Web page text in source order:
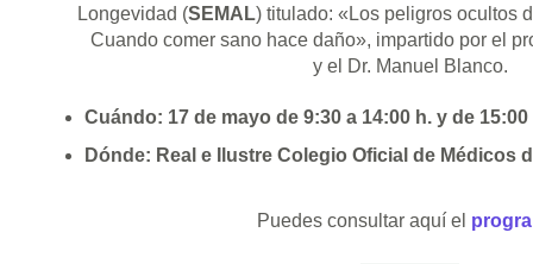
Longevidad (SEMAL) titulado: «Los peligros ocultos
Cuando comer sano hace daño», impartido por el
y el Dr. Manuel Blanco.
Cuándo: 17 de mayo de 9:30 a 14:00 h. y de 15:00
Dónde: Real e Ilustre Colegio Oficial de Médicos
Puedes consultar aquí el